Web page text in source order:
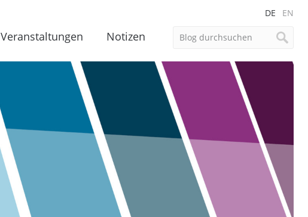
DE EN
Veranstaltungen Notizen